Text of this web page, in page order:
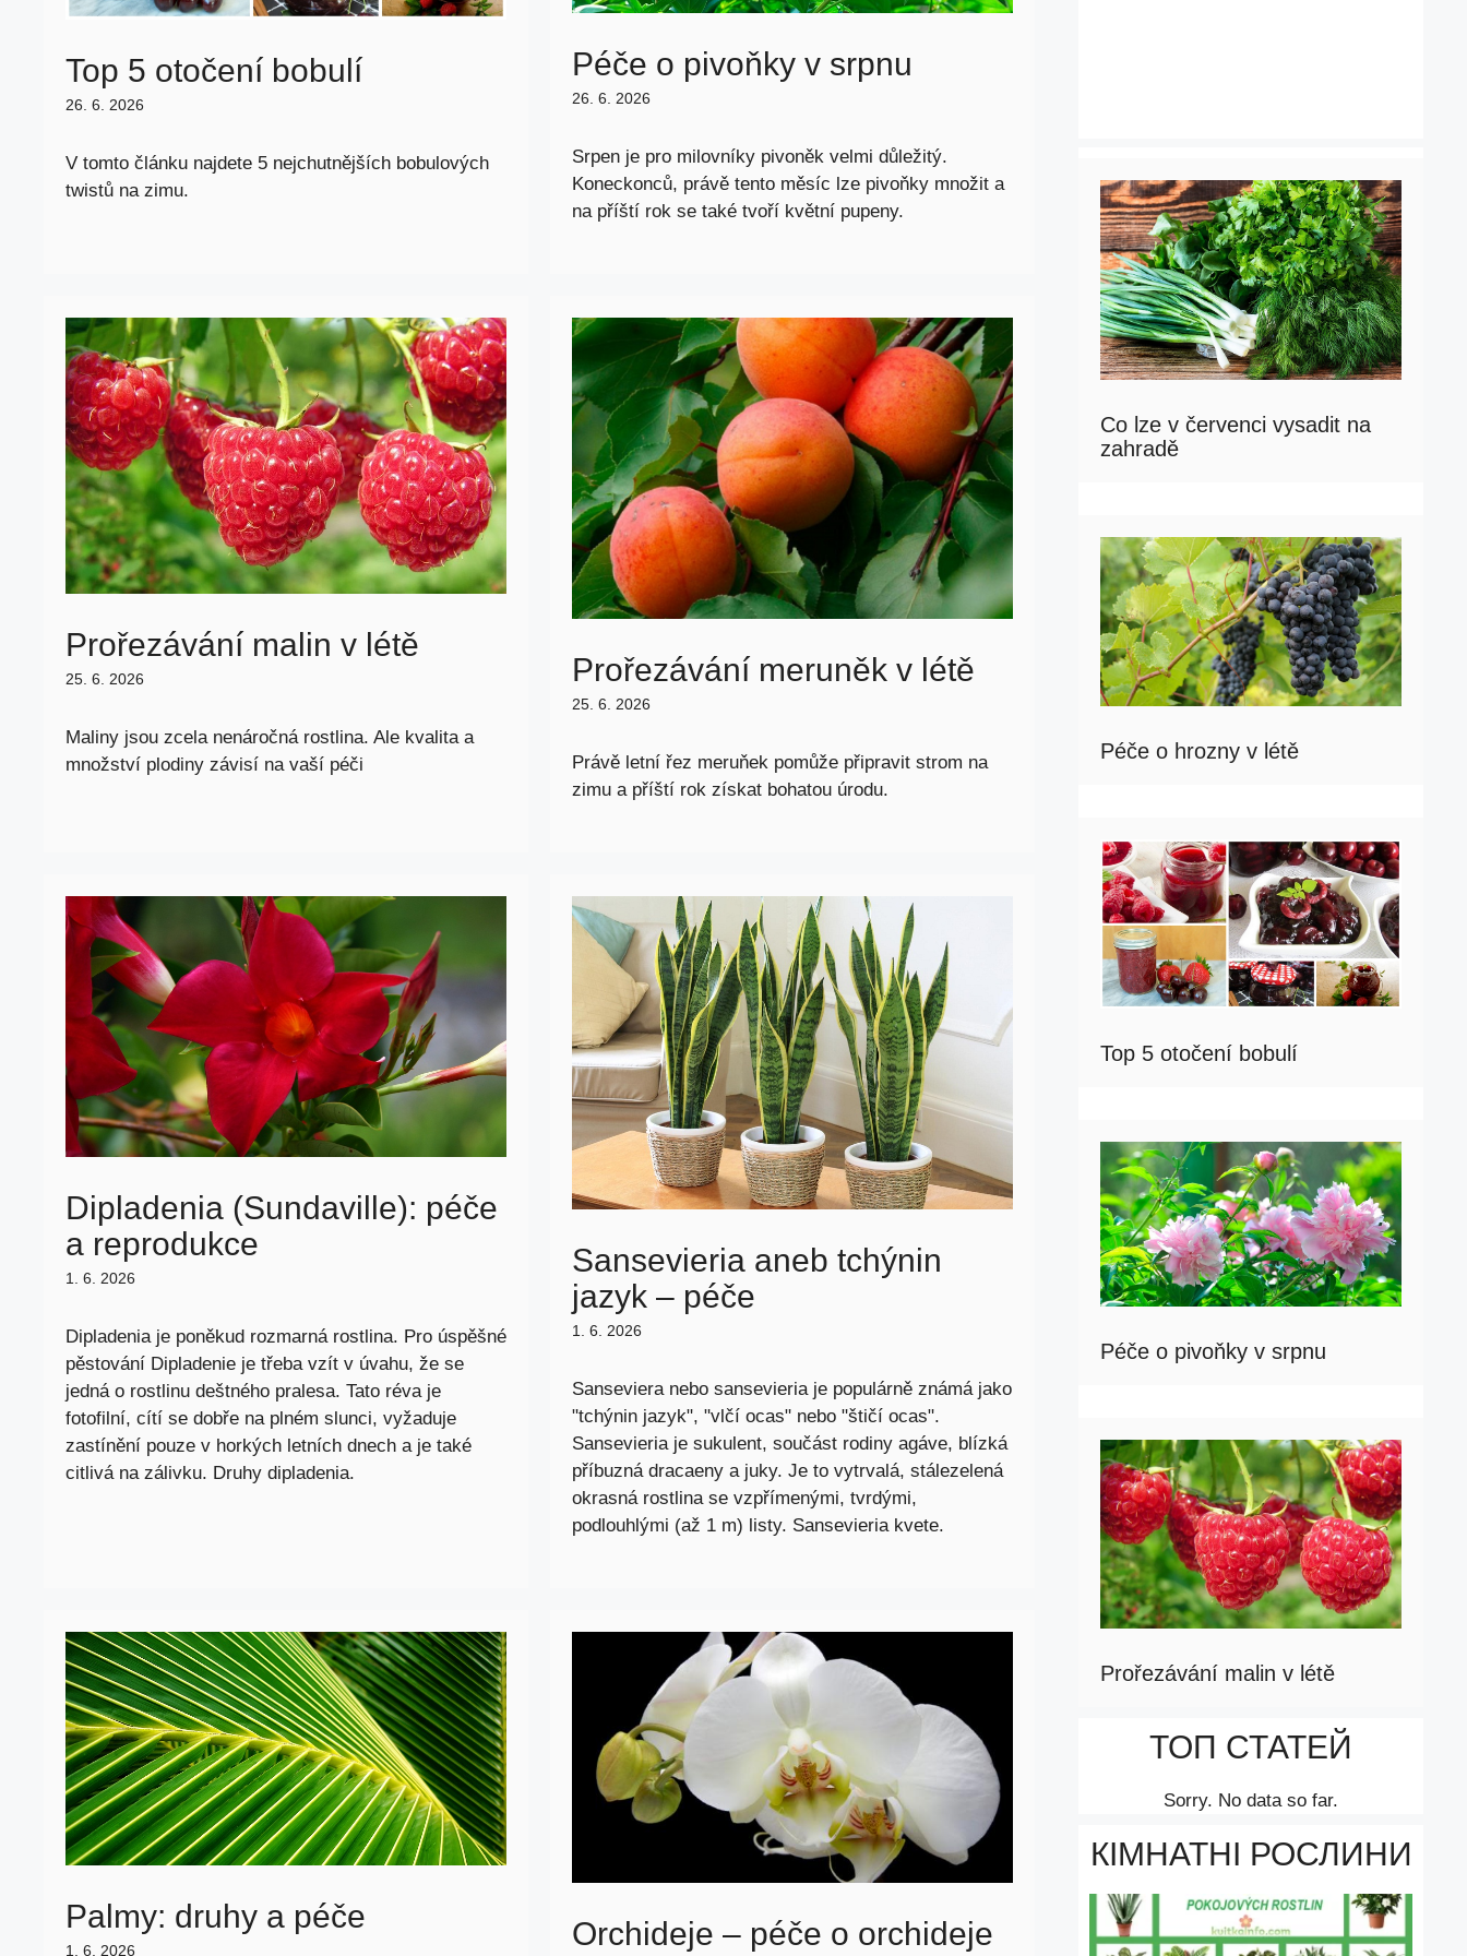
Top 5 otočení bobulí
26. 6. 2026
V tomto článku najdete 5 nejchutnějších bobulových
twistů na zimu.
Péče o pivoňky v srpnu
26. 6. 2026
Srpen je pro milovníky pivoněk velmi důležitý.
Koneckonců, právě tento měsíc lze pivoňky množit a
na příští rok se také tvoří květní pupeny.
Prořezávání malin v létě
25. 6. 2026
Maliny jsou zcela nenáročná rostlina. Ale kvalita a
množství plodiny závisí na vaší péči
Prořezávání meruněk v létě
25. 6. 2026
Právě letní řez meruňek pomůže připravit strom na
zimu a příští rok získat bohatou úrodu.
Dipladenia (Sundaville): péče
a reprodukce
1. 6. 2026
Dipladenia je poněkud rozmarná rostlina. Pro úspěšné
pěstování Dipladenie je třeba vzít v úvahu, že se
jedná o rostlinu deštného pralesa. Tato réva je
fotofilní, cítí se dobře na plném slunci, vyžaduje
zastínění pouze v horkých letních dnech a je také
citlivá na zálivku. Druhy dipladenia.
Sansevieria aneb tchýnin
jazyk – péče
1. 6. 2026
Sanseviera nebo sansevieria je populárně známá jako
"tchýnin jazyk", "vlčí ocas" nebo "štičí ocas".
Sansevieria je sukulent, součást rodiny agáve, blízká
příbuzná dracaeny a juky. Je to vytrvalá, stálezelená
okrasná rostlina se vzpřímenými, tvrdými,
podlouhlými (až 1 m) listy. Sansevieria kvete.
Palmy: druhy a péče
1. 6. 2026 Orchideje – péče o orchideje
Co lze v červenci vysadit na
zahradě
Péče o hrozny v létě
Top 5 otočení bobulí
Péče o pivoňky v srpnu
Prořezávání malin v létě
ТОП СТАТЕЙ
Sorry. No data so far.
КІМНАТНІ РОСЛИНИ